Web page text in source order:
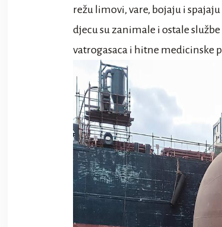
režu limovi, vare, bojaju i
djecu su zanimale i ostale
vatrogasaca i hitne medicinske